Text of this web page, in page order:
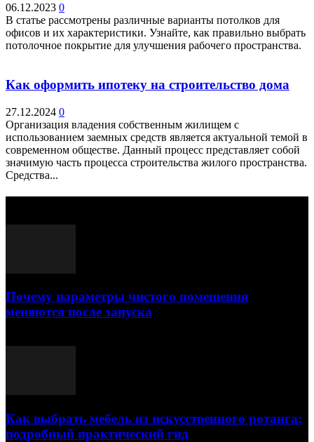
06.12.2023 0
В статье рассмотрены различные варианты потолков для
офисов и их характеристики. Узнайте, как правильно выбрать
потолочное покрытие для улучшения рабочего пространства.
Как оформить ипотеку на строительство дома
27.12.2024 0
Организация владения собственным жилищем с
использованием заемных средств является актуальной темой в
современном обществе. Данный процесс представляет собой
значимую часть процесса строительства жилого пространства.
Средства...
Почему параметры чистого помещения
меняются после запуска
Как выбрать мебель из искусственного ротанга:
подробный практический гид